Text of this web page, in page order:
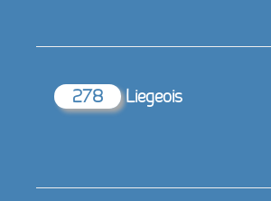
278
Liegeois